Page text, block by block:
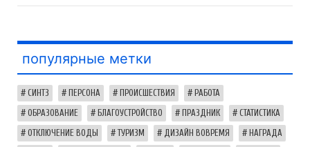
популярные метки
СИНТЗ ПЕРСОНА ПРОИСШЕСТВИЯ РАБОТА
ОБРАЗОВАНИЕ БЛАГОУСТРОЙСТВО ПРАЗДНИК СТАТИСТИКА
ОТКЛЮЧЕНИЕ ВОДЫ ТУРИЗМ ДИЗАЙН ВОВРЕМЯ НАГРАДА